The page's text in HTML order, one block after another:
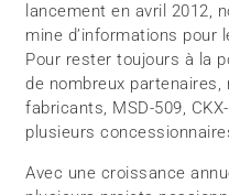
lancement en avril 2012,
mine d’informations pour
Pour rester toujours à la
de nombreux
fabricants, MSD-509,
plusieurs
Avec une croissance